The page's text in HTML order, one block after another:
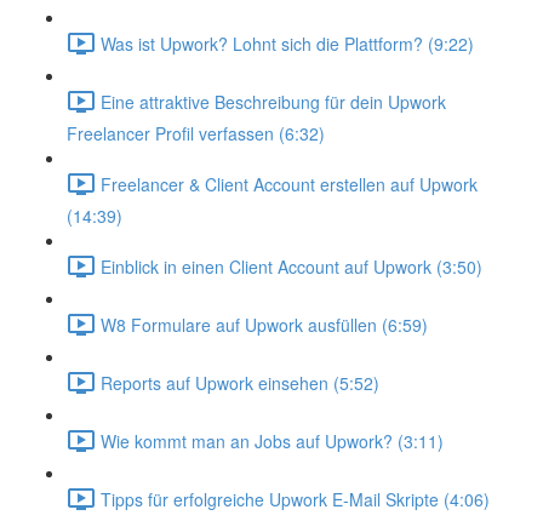
Was ist Upwork? Lohnt sich die Plattform? (9:22)
Eine attraktive Beschreibung für dein Upwork
Freelancer Profil verfassen (6:32)
Freelancer & Client Account erstellen auf Upwork
(14:39)
Einblick in einen Client Account auf Upwork (3:50)
W8 Formulare auf Upwork ausfüllen (6:59)
Reports auf Upwork einsehen (5:52)
Wie kommt man an Jobs auf Upwork? (3:11)
Tipps für erfolgreiche Upwork E-Mail Skripte (4:06)